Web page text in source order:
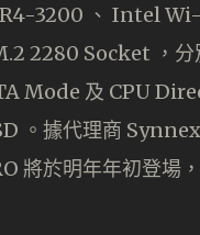
3200 、 Intel
2280 Socket ，
Mode 及 CPU
。據代理商
將於明年年初登場